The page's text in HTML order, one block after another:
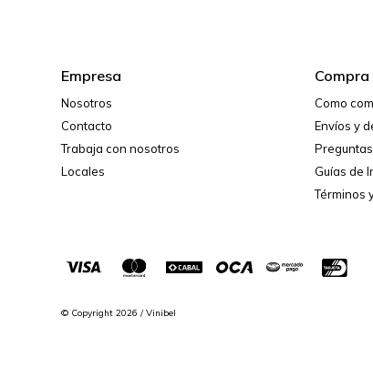
Empresa
Nosotros
Contacto
Trabaja con nosotros
Locales
Compra
Como
Envíos y
Guías de
Términos
© Copyright 2026 / Vinibel